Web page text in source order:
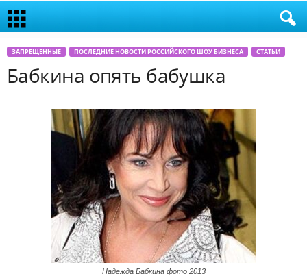
ЗАПРЕЩЕННЫЕ ПОСЛЕДНИЕ НОВОСТИ РОССИЙСКОГО ШОУ БИЗНЕСА СТАТЬИ
Бабкина опять бабушка
Надежда Бабкина фото 2013